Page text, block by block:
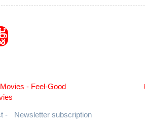
- Feel-Good
- Newsletter subscription